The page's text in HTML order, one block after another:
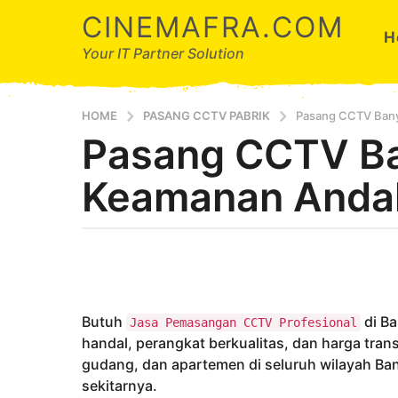
CINEMAFRA.COM
Your IT Partner Solution
HOME PASANG CCTV PABRIK Pasang CCTV
8
t
a
h
o
8
a
Pasang CCTV
Keamanan
d
a
Butuh Jasa Pemasangan CCTV Profesional
di
handal, perangkat berkualitas, dan harga
gudang, dan apartemen di seluruh wilayah
sekitarnya.